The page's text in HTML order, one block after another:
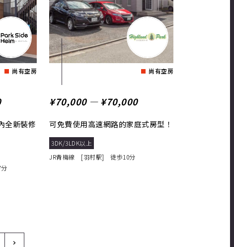
尚有空房
全新裝修
尚有空房
¥70,000 ― ¥70,000
可免費使用高速網路的家庭式房型！
3DK/3LDK以上
JR青梅線 [羽村駅] 徒歩10分
›